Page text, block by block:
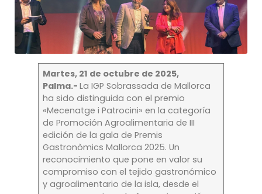
Martes, 21 de octubre de 2025,
Palma.-La IGP Sobrassada de Mallorca
ha sido distinguida con el premio
«Mecenatge i Patrocini» en la categoría
de Promoción Agroalimentaria de III
edición de la gala de Premis
Gastronòmics Mallorca 2025. Un
reconocimiento que pone en valor su
compromiso con el tejido gastronómico
y agroalimentario de la isla, desde el